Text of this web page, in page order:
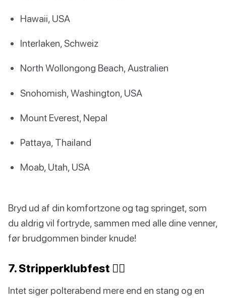
Hawaii, USA
Interlaken, Schweiz
North Wollongong Beach, Australien
Snohomish, Washington, USA
Mount Everest, Nepal
Pattaya, Thailand
Moab, Utah, USA
Bryd ud af din komfortzone og tag springet, som
du aldrig vil fortryde, sammen med alle dine venner,
før brudgommen binder knude!
7. Stripperklubfest 👯‍♀️
Intet siger polterabend mere end en stang og en